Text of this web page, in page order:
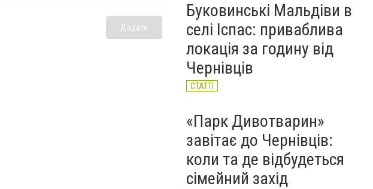
Додати
Буковинські Мальдіви в
селі Іспас: приваблива
локація за годину від
Чернівців
СТАТТІ
«Парк Дивотварин»
завітає до Чернівців:
коли та де відбудеться
сімейний захід